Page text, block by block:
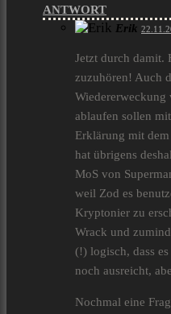
ANTWORT
Erik
Jetzt durch damit.
zuzuhören! Auch
Wiedererweckung
ablaufen sollen
Erklärung mit
hat übrigens
MoS von
weil Zod es
Kryptonier zu
Wrack und
(!) logisch, dass
noch ausreicht,
Nochmal eine